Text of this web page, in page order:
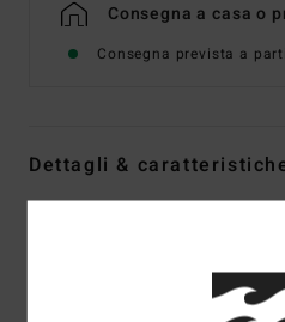
Consegna a casa o
Consegna prevista a
Dettagli &